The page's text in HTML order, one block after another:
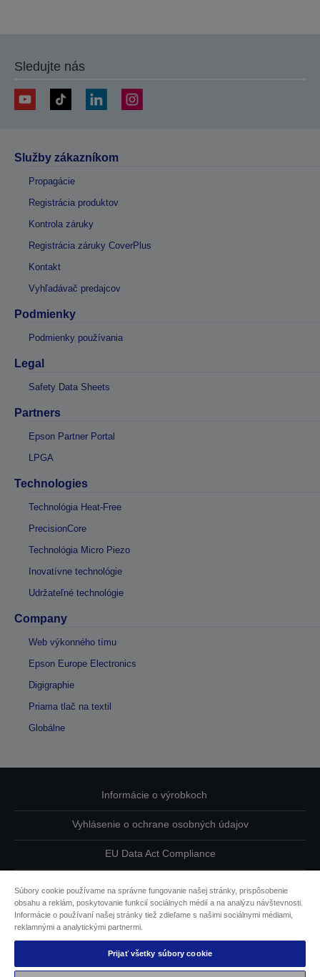
Sledujte nás
Služby zákazníkom
Propagácie
Registrácia produktov
Kontrola záruky
Registrácia záruky CoverPlus
Kontakt
Vyhľadávač predajcov
Podmienky
Podmienky používania
Legal
Safety Data Sheets
Partners
Epson Partner Portal
LPGA
Technologies
Technológia Heat-Free
PrecisionCore
Technológia Micro Piezo
Inovatívne technológie
Udržateľné technológie
Company
Web výkonného tímu
Epson Europe Electronics
Digigraphie
Priama tlač na textil
Globálne
Informácie o výrobkoch
Vyhlásenie o ochrane osobných údajov
EU Data Act Compliance
Informácie o súboroch cookie
Záväzok spoločnosti Epson k dostupnosti
Súbory cookie používame na správne fungovanie našej stránky, prispôsobenie
obsahu a reklám, poskytovanie funkcií sociálnych médií a na analýzu návštevnosti.
Informácie o používaní našej stránky tiež zdieľame s našimi sociálnymi médiami,
reklamnými a analytickými partnermi.
Prijať všetky súbory cookie